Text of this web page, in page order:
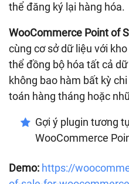
thể đăng ký lại hàng hóa.
WooCommerce Point of
cùng cơ sở dữ liệu với
thể đồng bộ hóa tất cả
không bao hàm bất kỳ
toán hàng tháng hoặc
Gợi ý plugin tương
WooCommerce
Demo: https://